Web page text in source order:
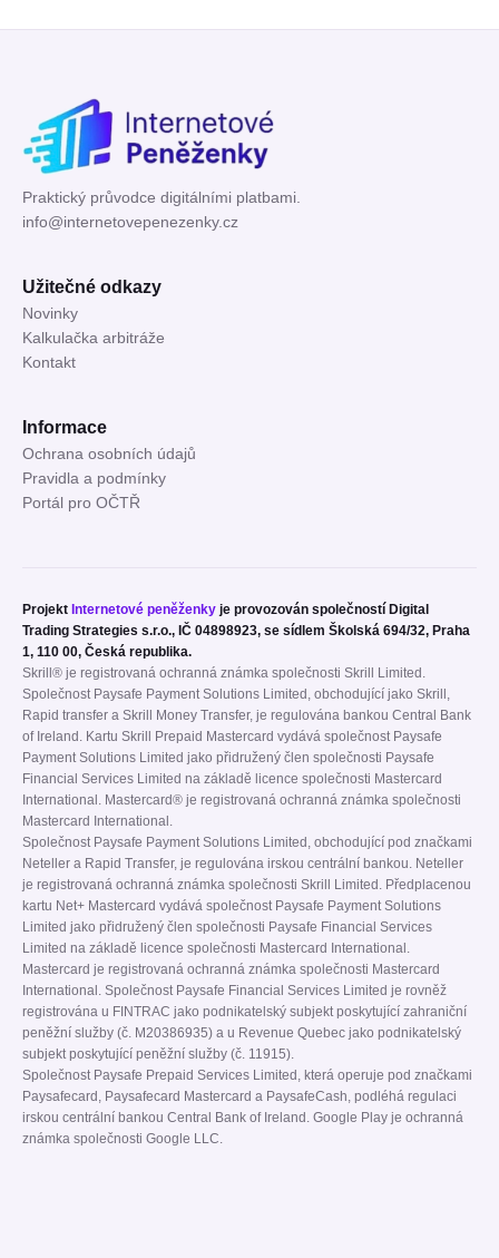
Praktický průvodce digitálními platbami.
info@internetovepenezenky.cz
Užitečné odkazy
Novinky
Kalkulačka arbitráže
Kontakt
Informace
Ochrana osobních údajů
Pravidla a podmínky
Portál pro OČTŘ
Projekt Internetové peněženky je provozován společností Digital
Trading Strategies s.r.o., IČ 04898923, se sídlem Školská 694/32, Praha
1, 110 00, Česká republika.
Skrill® je registrovaná ochranná známka společnosti Skrill Limited.
Společnost Paysafe Payment Solutions Limited, obchodující jako Skrill,
Rapid transfer a Skrill Money Transfer, je regulována bankou Central Bank
of Ireland. Kartu Skrill Prepaid Mastercard vydává společnost Paysafe
Payment Solutions Limited jako přidružený člen společnosti Paysafe
Financial Services Limited na základě licence společnosti Mastercard
International. Mastercard® je registrovaná ochranná známka společnosti
Mastercard International.
Společnost Paysafe Payment Solutions Limited, obchodující pod značkami
Neteller a Rapid Transfer, je regulována irskou centrální bankou. Neteller
je registrovaná ochranná známka společnosti Skrill Limited. Předplacenou
kartu Net+ Mastercard vydává společnost Paysafe Payment Solutions
Limited jako přidružený člen společnosti Paysafe Financial Services
Limited na základě licence společnosti Mastercard International.
Mastercard je registrovaná ochranná známka společnosti Mastercard
International. Společnost Paysafe Financial Services Limited je rovněž
registrována u FINTRAC jako podnikatelský subjekt poskytující zahraniční
peněžní služby (č. M20386935) a u Revenue Quebec jako podnikatelský
subjekt poskytující peněžní služby (č. 11915).
Společnost Paysafe Prepaid Services Limited, která operuje pod značkami
Paysafecard, Paysafecard Mastercard a PaysafeCash, podléhá regulaci
irskou centrální bankou Central Bank of Ireland. Google Play je ochranná
známka společnosti Google LLC.